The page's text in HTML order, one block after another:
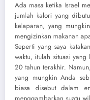
Ada masa ketika Israel
jumlah kalori yang
kelaparan, yang
mengizinkan makanan
Seperti yang saya
waktu, itulah situasi
20 tahun terakhir.
yang mungkin Anda
biasa disebut dalam